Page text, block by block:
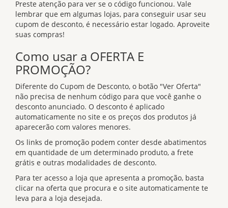
Preste atenção para ver se o código funcionou. Vale
lembrar que em algumas lojas, para conseguir usar seu
cupom de desconto, é necessário estar logado. Aproveite
suas compras!
Como usar a OFERTA E
PROMOÇÃO?
Diferente do Cupom de Desconto, o botão "Ver Oferta"
não precisa de nenhum código para que você ganhe o
desconto anunciado. O desconto é aplicado
automaticamente no site e os preços dos produtos já
aparecerão com valores menores.
Os links de promoção podem conter desde abatimentos
em quantidade de um determinado produto, a frete
grátis e outras modalidades de desconto.
Para ter acesso a loja que apresenta a promoção, basta
clicar na oferta que procura e o site automaticamente te
leva para a loja desejada.